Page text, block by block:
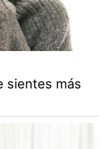
sientes más